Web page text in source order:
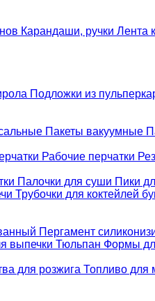
Карандаши, ручки Лента
Подложки из
Пакеты вакуумные
Рабочие перчатки
Палочки для суши Пики
Трубочки для коктейлей
Пергамент
выпечки Тюльпан Формы
для розжига Топливо для